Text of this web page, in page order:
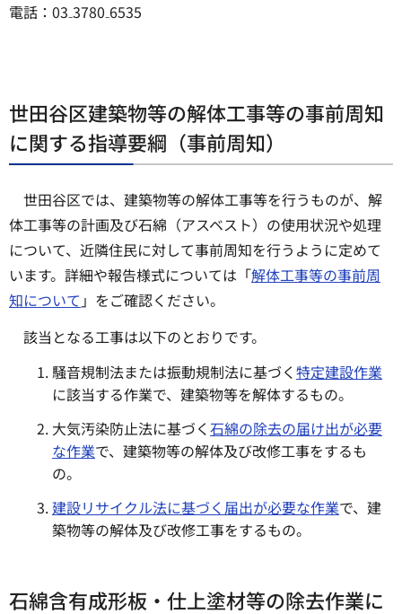
電話：03₋3780₋6535
世田谷区建築物等の解体工事等の事前周知
に関する指導要綱（事前周知）
世田谷区では、建築物等の解体工事等を行うものが、解
体工事等の計画及び石綿（アスベスト）の使用状況や処理
について、近隣住民に対して事前周知を行うように定めて
います。詳細や報告様式については「解体工事等の事前周
知について 」をご確認ください。
該当となる工事は以下のとおりです。
騒音規制法または振動規制法に基づく特定建設作業
に該当する作業で、建築物等を解体するもの。
大気汚染防止法に基づく 石綿の除去の届け出が必要
な作業で、建築物等の解体及び改修工事をするも
の。
建設リサイクル法に基づく届出が必要な作業で、建
築物等の解体及び改修工事をするもの。
石綿含有成形板・仕上塗材等の除去作業に